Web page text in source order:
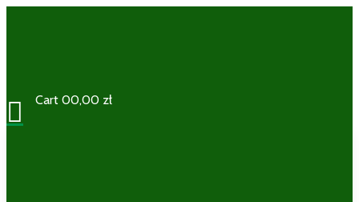
 Cart 00,00 zł